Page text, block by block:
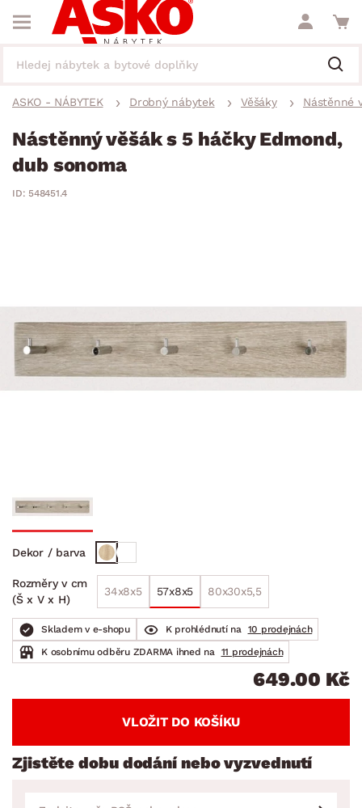
ASKO - NÁBYTEK Drobný nábytek Věšáky Nástěnné
Nástěnný věšák s 5 háčky Edmond,
dub sonoma
ID: 548451.4
Dekor / barva
Rozměry v cm
(Š x V x H)
34x8x5 57x8x5 80x30x5,5
Skladem v e-shopu K prohlédnutí na
10 prodejnách
K osobnímu odběru ZDARMA ihned na
11 prodejnách
649.00 Kč
VLOŽIT DO KOŠÍKU
Zjistěte dobu dodání nebo vyzvednutí